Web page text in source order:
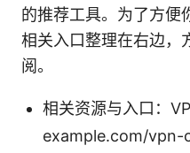
的推荐工具。为了方便
相关入口整理在右边，
阅。
相关资源与入口：
example.com/vpn-